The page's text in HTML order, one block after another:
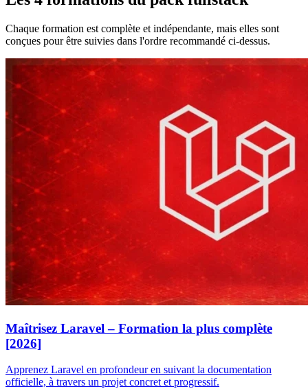
Chaque formation est complète et indépendante, mais elles sont
conçues pour être suivies dans l'ordre recommandé ci-dessus.
Maîtrisez Laravel – Formation la plus complète
[2026]
Apprenez Laravel en profondeur en suivant la documentation
officielle, à travers un projet concret et progressif.